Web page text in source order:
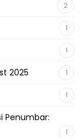
2
1
1
2025 1
1
Penumbar:
1